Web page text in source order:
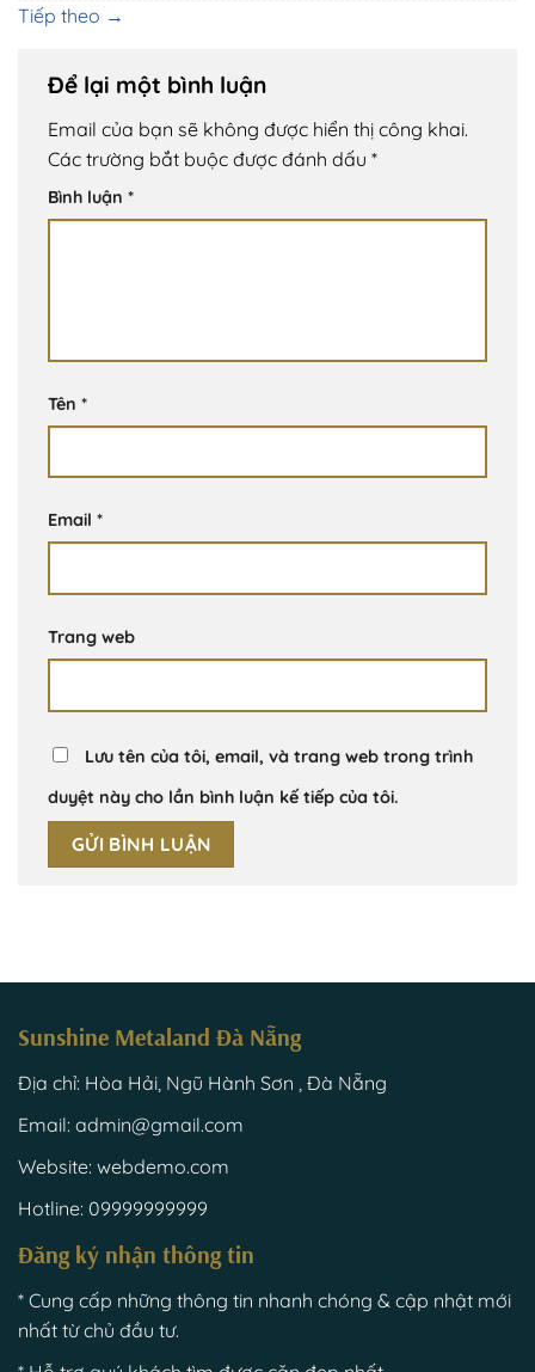
Tiếp theo →
Để lại một bình luận
Email của bạn sẽ không được hiển thị công khai.
Các trường bắt buộc được đánh dấu *
Bình luận *
Tên *
Email *
Trang web
Lưu tên của tôi, email, và trang web trong trình
duyệt này cho lần bình luận kế tiếp của tôi.
Sunshine Metaland Đà Nẵng
Địa chỉ: Hòa Hải, Ngũ Hành Sơn , Đà Nẵng
Email: admin@gmail.com
Website: webdemo.com
Hotline: 09999999999
Đăng ký nhận thông tin
* Cung cấp những thông tin nhanh chóng & cập nhật mới
nhất từ chủ đầu tư.